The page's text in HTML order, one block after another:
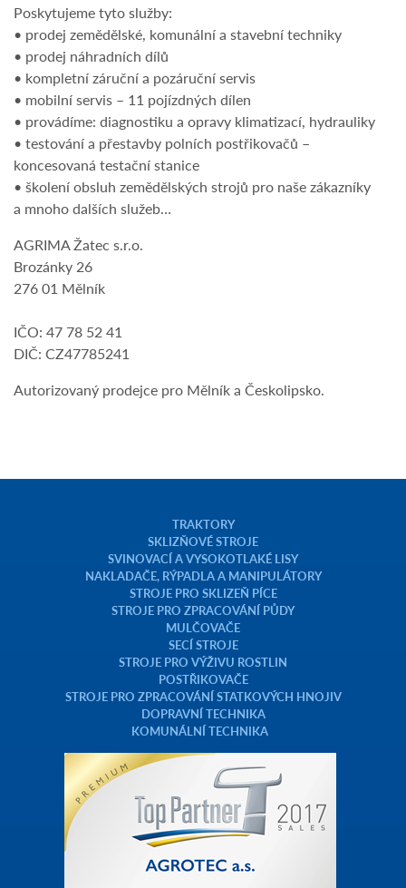
Poskytujeme tyto služby:
• prodej zemědělské, komunální a stavební techniky
• prodej náhradních dílů
• kompletní záruční a pozáruční servis
• mobilní servis – 11 pojízdných dílen
• provádíme: diagnostiku a opravy klimatizací, hydrauliky
• testování a přestavby polních postřikovačů –
koncesovaná testační stanice
• školení obsluh zemědělských strojů pro naše zákazníky
a mnoho dalších služeb…
AGRIMA Žatec s.r.o.
Brozánky 26
276 01 Mělník
IČO: 47 78 52 41
DIČ: CZ47785241
Autorizovaný prodejce pro Mělník a Českolipsko.
TRAKTORY
SKLIZŇOVÉ STROJE
SVINOVACÍ A VYSOKOTLAKÉ LISY
NAKLADAČE, RÝPADLA A MANIPULÁTORY
STROJE PRO SKLIZEŇ PÍCE
STROJE PRO ZPRACOVÁNÍ PŮDY
MULČOVAČE
SECÍ STROJE
STROJE PRO VÝŽIVU ROSTLIN
POSTŘIKOVAČE
STROJE PRO ZPRACOVÁNÍ STATKOVÝCH HNOJIV
DOPRAVNÍ TECHNIKA
KOMUNÁLNÍ TECHNIKA